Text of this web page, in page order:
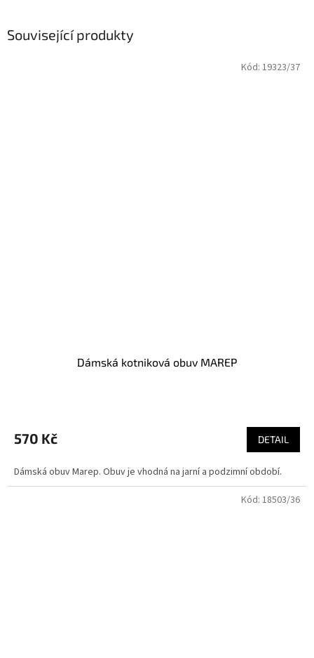
Související produkty
Dámská kotniková obuv MAREP
570 Kč DETAIL
Dámská obuv Marep. Obuv je vhodná na jarní a podzimní období.
Kód: 19323/37
Kód: 18503/36